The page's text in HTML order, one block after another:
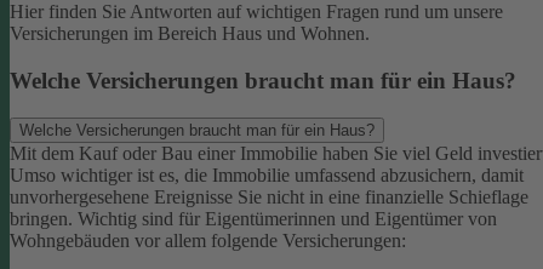
Hier finden Sie Antworten auf wichtigen Fragen rund um unsere
Versicherungen im Bereich Haus und Wohnen.
Welche Versicherungen braucht man für ein Haus?
Welche Versicherungen braucht man für ein Haus?
Mit dem Kauf oder Bau einer Immobilie haben Sie viel Geld
Umso wichtiger ist es, die Immobilie umfassend abzusichern, damit
unvorhergesehene Ereignisse Sie nicht in eine finanzielle Schieflage
bringen. Wichtig sind für Eigentümerinnen und Eigentümer von
Wohngebäuden vor allem folgende Versicherungen: